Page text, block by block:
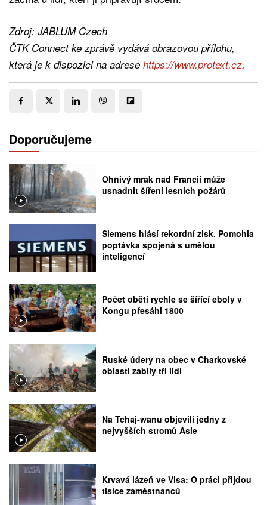
Zdroj: JABLUM Czech
ČTK Connect ke zprávě vydává obrazovou přílohu,
která je k dispozici na adrese https://www.protext.cz.
Doporučujeme
Ohnivý mrak nad Francií může
usnadnit šíření lesních požárů
Siemens hlásí rekordní zisk. Pomohla
poptávka spojená s umělou
inteligencí
Počet obětí rychle se šířící eboly v
Kongu přesáhl 1800
Ruské údery na obec v Charkovské
oblasti zabily tři lidi
Na Tchaj-wanu objevili jedny z
nejvyšších stromů Asie
Krvavá lázeň ve Visa: O práci přijdou
tisíce zaměstnanců